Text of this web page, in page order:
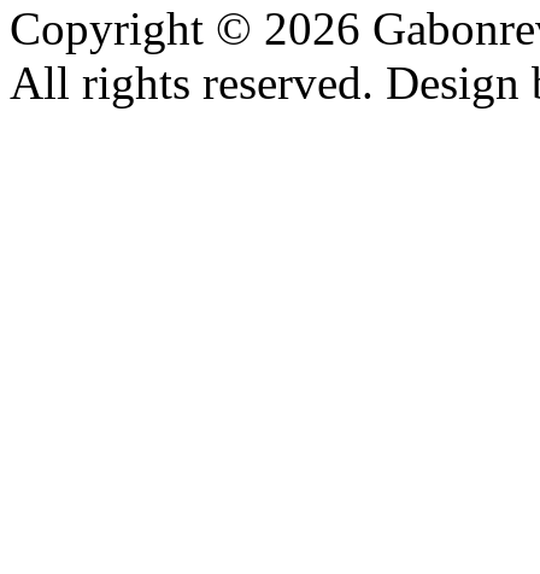
Copyright © 2026
All rights reserved.